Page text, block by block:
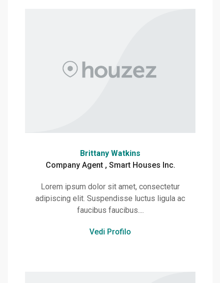
Brittany Watkins
Company Agent , Smart Houses Inc.
Lorem ipsum dolor sit amet, consectetur
adipiscing elit. Suspendisse luctus ligula ac
faucibus faucibus....
Vedi Profilo